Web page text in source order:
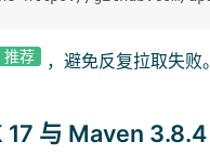
推荐 ，避免反复拉取失败。
17 与 Maven 3.8.4